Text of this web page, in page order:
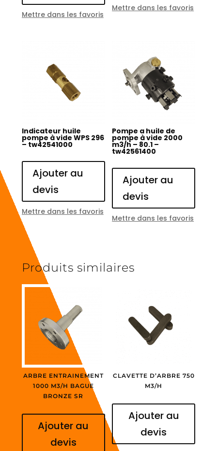
Mettre dans les favoris
Mettre dans les favoris
Indicateur huile
pompe à vide WPS 296
– tw42541000
Ajouter au
devis
Mettre dans les favoris
Pompe a huile de
pompe à vide 2000
m3/h – 80.1 –
tw42561400
Ajouter au
devis
Mettre dans les favoris
Produits similaires
ARBRE ENTRAINEMENT
1000 M3/H BAGUE
BRONZE SR
Ajouter au
devis
CLAVETTE D’ARBRE 750
M3/H
Ajouter au
devis